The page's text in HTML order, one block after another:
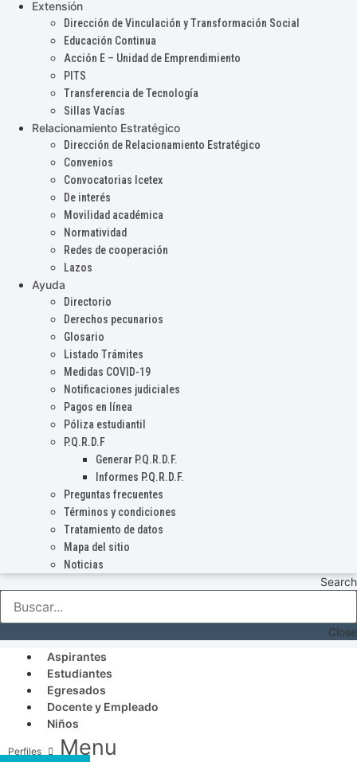
Extensión
Dirección de Vinculación y Transformación Social
Educación Continua
Acción E – Unidad de Emprendimiento
PITS
Transferencia de Tecnología
Sillas Vacías
Relacionamiento Estratégico
Dirección de Relacionamiento Estratégico
Convenios
Convocatorias Icetex
De interés
Movilidad académica
Normatividad
Redes de cooperación
Lazos
Ayuda
Directorio
Derechos pecunarios
Glosario
Listado Trámites
Medidas COVID-19
Notificaciones judiciales
Pagos en línea
Póliza estudiantil
P.Q.R.D.F
Generar P.Q.R.D.F.
Informes P.Q.R.D.F.
Preguntas frecuentes
Términos y condiciones
Tratamiento de datos
Mapa del sitio
Noticias
Search
Close
Aspirantes
Estudiantes
Egresados
Docente y Empleado
Niños
Menu